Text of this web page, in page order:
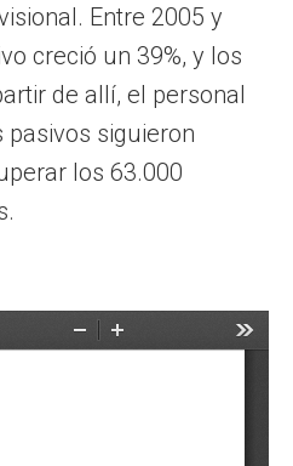
Entre 2005 y
creció un 39%, y los
de allí, el personal
pasivos siguieron
los 63.000